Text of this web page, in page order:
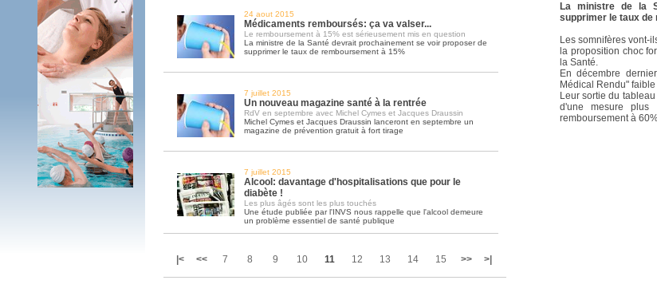
24 aout 2015
Médicaments remboursés: ça va valser...
Le remboursement à 15% est sérieusement mis en question
La ministre de la Santé devrait prochainement se voir proposer de
supprimer le taux de remboursement à 15%
7 juillet 2015
Un nouveau magazine santé à la rentrée
RdV en septembre avec Michel Cymes et Jacques Draussin
Michel Cymes et Jacques Draussin lanceront en septembre un
magazine de prévention gratuit à fort tirage
7 juillet 2015
Alcool: davantage d'hospitalisations que pour le
diabète !
Les plus âgés sont les plus touchés
Une étude publiée par l'INVS nous rappelle que l'alcool demeure
un problème essentiel de santé publique
|< << 7 8 9 10 11 12 13 14 15 >> >|
La ministre de la
supprimer le taux de
Les somnifères vont-
la proposition choc
la Santé.
En décembre
Médical Rendu"
Leur sortie du
d'une mesure plus
remboursement à